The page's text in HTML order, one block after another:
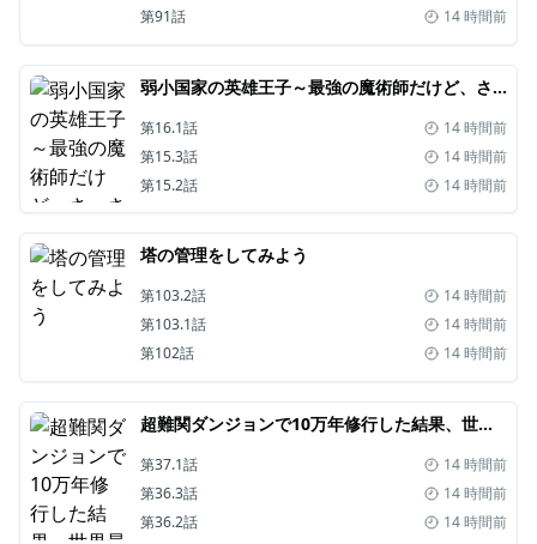
第91話
14 時間前
弱小国家の英雄王子～最強の魔術師だけど、さっさと国出て自由に生きてぇぇ！～
第16.1話
14 時間前
第15.3話
14 時間前
第15.2話
14 時間前
塔の管理をしてみよう
第103.2話
14 時間前
第103.1話
14 時間前
第102話
14 時間前
超難関ダンジョンで10万年修行した結果、世界最強に ～最弱無能の下剋上～
第37.1話
14 時間前
第36.3話
14 時間前
第36.2話
14 時間前